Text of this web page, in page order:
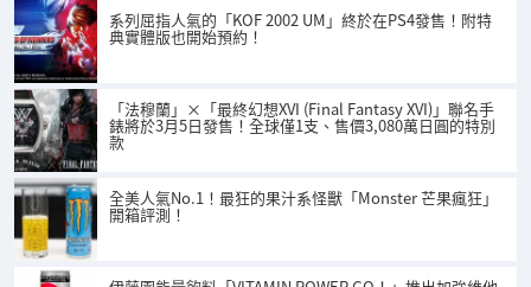
系列屈指人氣的「KOF 2002 UM」終於在PS4發售！附特
典實體版也開始預約！
「法穆蘭」×「最終幻想XVI (Final Fantasy XVI)」聯名手
錶將於3月5日發售！全球僅1支、售價3,080萬日圓的特別
款
全美人氣No.1！最狂的果汁系怪獸「Monster 芒果瘋狂」
開箱評測！